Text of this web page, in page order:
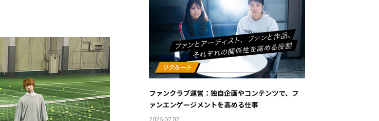
ファンクラブ運営：独自企画やコンテンツで、フ
ァンエンゲージメントを高める仕事
2026.07.02